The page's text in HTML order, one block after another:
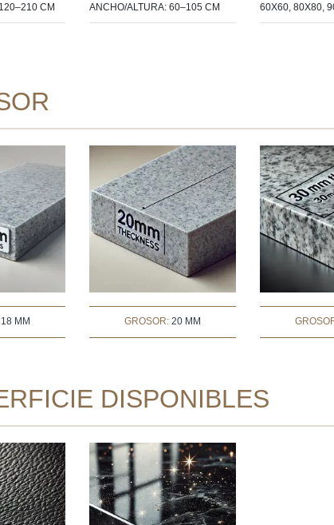
CM
ANCHO/ALTURA: 60–105 CM
60X60, 80X80,
18 MM GROSOR: 20 MM
DISPONIBLES